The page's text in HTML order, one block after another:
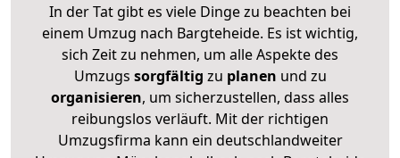
In der Tat gibt es viele Dinge zu beachten bei
einem Umzug nach Bargteheide. Es ist wichtig,
sich Zeit zu nehmen, um alle Aspekte des
Umzugs sorgfältig zu planen und zu
organisieren, um sicherzustellen, dass alles
reibungslos verläuft. Mit der richtigen
Umzugsfirma kann ein deutschlandweiter